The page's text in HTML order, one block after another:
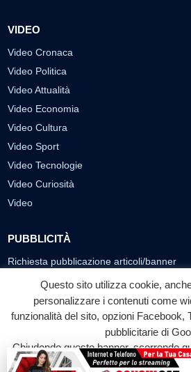
VIDEO
Video Cronaca
Video Politica
Video Attualità
Video Economia
Video Cultura
Video Sport
Video Tecnologie
Video Curiosità
Video
PUBBLICITÀ
Richiesta pubblicazione articoli/banner
SEGUICI SUI SOCIAL
f
Facebook
◎
Questo sito utilizza cookie,
personalizzare i contenuti come
funzionalità del sito, opzioni Facebook,
pubblicitarie di
Chiudendo questo banner, scorrendo
su qualunque suo elemento